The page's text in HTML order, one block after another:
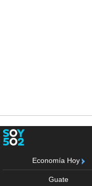
Economía Hoy
Guate